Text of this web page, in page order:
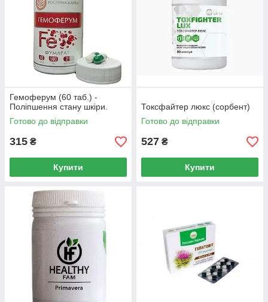
Гемоферум (60 таб.) -
Поліпшення стану шкіри.
Готово до відправки
315 ₴
Купити
Токсфайтер люкс (сорбент)
Готово до відправки
527 ₴
Купити